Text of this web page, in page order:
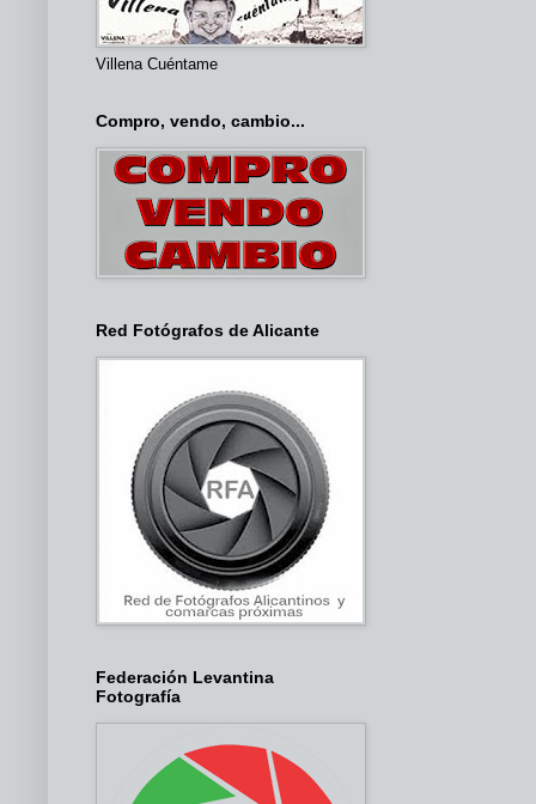
Villena Cuéntame
Compro, vendo, cambio...
Red Fotógrafos de Alicante
Federación Levantina
Fotografía